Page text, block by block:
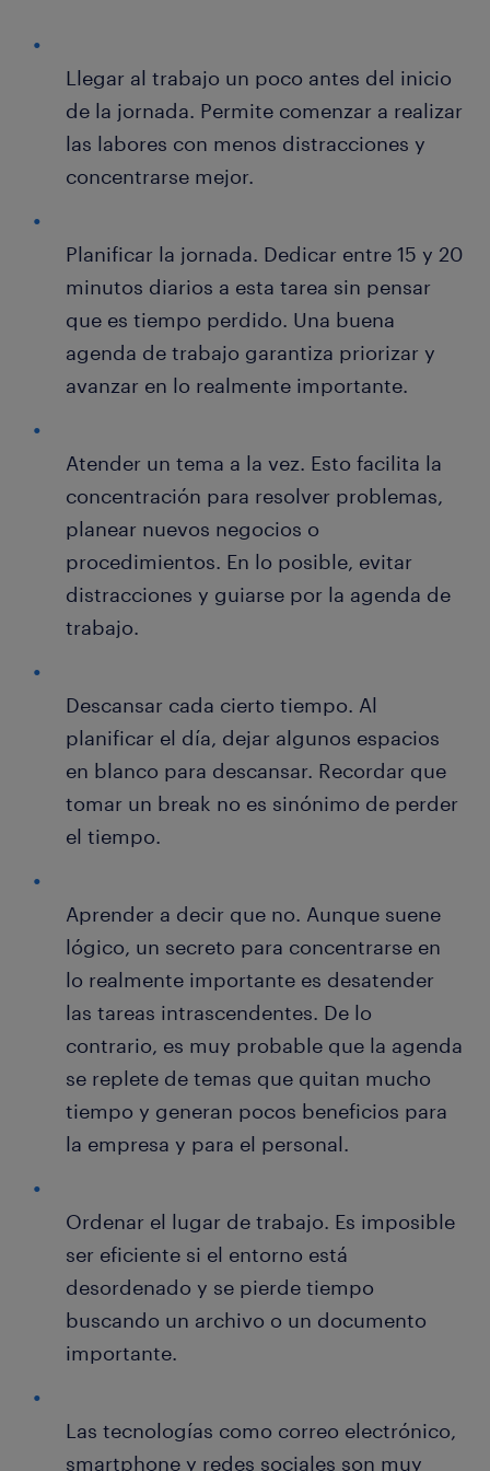
Llegar al trabajo un poco antes del inicio
de la jornada. Permite comenzar a realizar
las labores con menos distracciones y
concentrarse mejor.
Planificar la jornada. Dedicar entre 15 y 20
minutos diarios a esta tarea sin pensar
que es tiempo perdido. Una buena
agenda de trabajo garantiza priorizar y
avanzar en lo realmente importante.
Atender un tema a la vez. Esto facilita la
concentración para resolver problemas,
planear nuevos negocios o
procedimientos. En lo posible, evitar
distracciones y guiarse por la agenda de
trabajo.
Descansar cada cierto tiempo. Al
planificar el día, dejar algunos espacios
en blanco para descansar. Recordar que
tomar un break no es sinónimo de perder
el tiempo.
Aprender a decir que no. Aunque suene
lógico, un secreto para concentrarse en
lo realmente importante es desatender
las tareas intrascendentes. De lo
contrario, es muy probable que la agenda
se replete de temas que quitan mucho
tiempo y generan pocos beneficios para
la empresa y para el personal.
Ordenar el lugar de trabajo. Es imposible
ser eficiente si el entorno está
desordenado y se pierde tiempo
buscando un archivo o un documento
importante.
Las tecnologías como correo electrónico,
smartphone y redes sociales son muy